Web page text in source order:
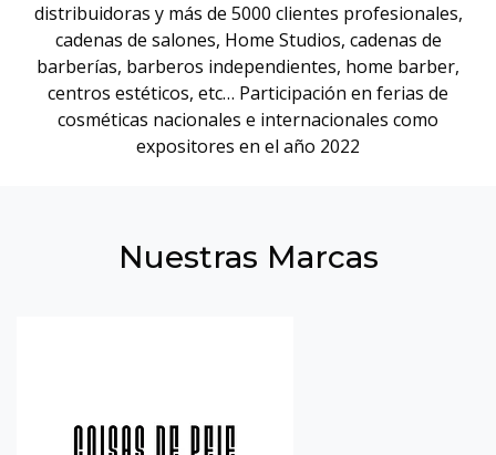
distribuidoras y más de 5000 clientes profesionales,
cadenas de salones, Home Studios, cadenas de
barberías, barberos independientes, home barber,
centros estéticos, etc… Participación en ferias de
cosméticas nacionales e internacionales como
expositores en el año 2022
Nuestras Marcas